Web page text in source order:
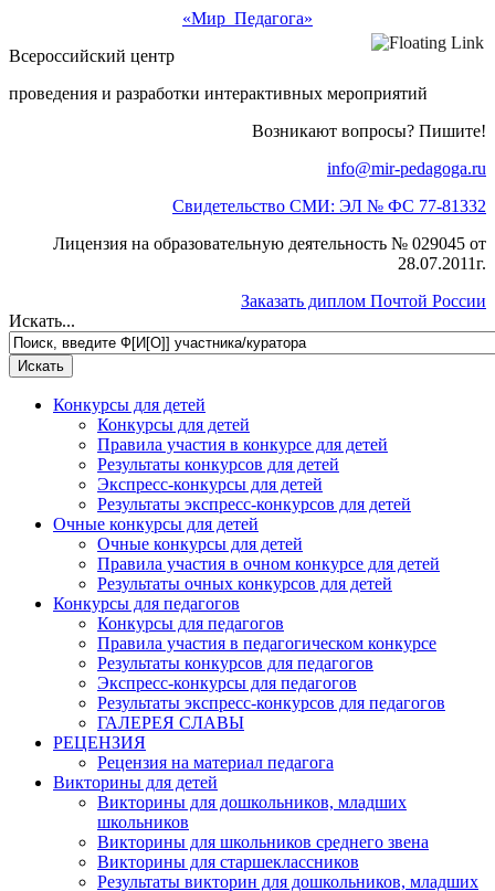
«Мир Педагога»
Всероссийский центр
проведения и разработки интерактивных мероприятий
Возникают вопросы? Пишите!
info@mir-pedagoga.ru
Свидетельство СМИ: ЭЛ № ФС 77-81332
Лицензия на образовательную деятельность № 029045 от
28.07.2011г.
Заказать диплом Почтой России
Искать...
Конкурсы для детей
Конкурсы для детей
Правила участия в конкурсе для детей
Результаты конкурсов для детей
Экспресс-конкурсы для детей
Результаты экспресс-конкурсов для детей
Очные конкурсы для детей
Очные конкурсы для детей
Правила участия в очном конкурсе для детей
Результаты очных конкурсов для детей
Конкурсы для педагогов
Конкурсы для педагогов
Правила участия в педагогическом конкурсе
Результаты конкурсов для педагогов
Экспресс-конкурсы для педагогов
Результаты экспресс-конкурсов для педагогов
ГАЛЕРЕЯ СЛАВЫ
РЕЦЕНЗИЯ
Рецензия на материал педагога
Викторины для детей
Викторины для дошкольников, младших
школьников
Викторины для школьников среднего звена
Викторины для старшеклассников
Результаты викторин для дошкольников, младших